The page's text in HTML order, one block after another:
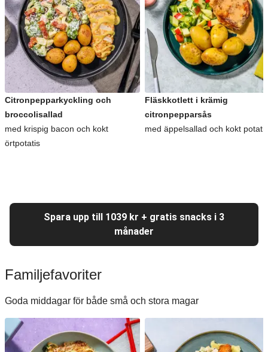
Citronpepparkyckling och
broccolisallad
med krispig bacon och kokt
örtpotatis
Fläskkotlett i krämig
citronpepparsås
med äppelsallad och kokt potatis
Spara upp till 1039 kr + gratis snacks i 3
månader
Familjefavoriter
Goda middagar för både små och stora magar